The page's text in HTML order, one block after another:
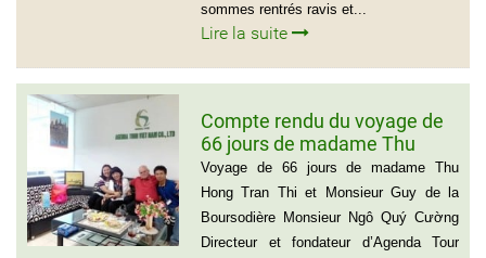
sommes rentrés ravis et...
Lire la suite
Compte rendu du voyage de
66 jours de madame Thu
Hong Tran Thi et Monsieur
Guy de la Boursodière
Voyage de 66 jours de madame Thu
Hong Tran Thi et Monsieur Guy de la
Boursodière Monsieur Ngô Quý Cường
Directeur et fondateur d’Agenda Tour